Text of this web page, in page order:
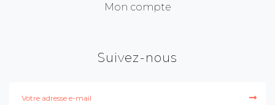
Mon compte
Suivez-nous